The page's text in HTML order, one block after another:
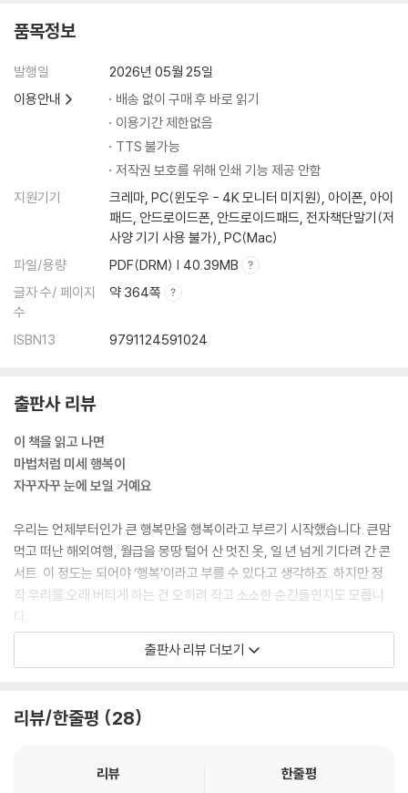
품목정보
발행일
2026년 05월 25일
이용안내
배송 없이 구매 후 바로 읽기
이용기간 제한없음
TTS 불가능
저작권 보호를 위해 인쇄 기능 제공 안함
지원기기
크레마, PC(윈도우 - 4K 모니터 미지원), 아이폰, 아이
패드, 안드로이드폰, 안드로이드패드, 전자책단말기(저
사양 기기 사용 불가), PC(Mac)
파일/용량
PDF(DRM) | 40.39MB
글자 수/ 페이지
수
약 364쪽
ISBN13 9791124591024
출판사 리뷰
이 책을 읽고 나면
마법처럼 미세 행복이
자꾸자꾸 눈에 보일 거예요
우리는 언제부터인가 큰 행복만을 행복이라고 부르기 시작했습니다. 큰맘
먹고 떠난 해외여행, 월급을 몽땅 털어 산 멋진 옷, 일 년 넘게 기다려 간 콘
서트. 이 정도는 되어야 ‘행복’이라고 부를 수 있다고 생각하죠. 하지만 정
작 우리를 오래 버티게 하는 건 오히려 작고 소소한 순간들인지도 모릅니
다.
자주 가는 카페 사장님이 먼저 알아봐 주는 순간, 비 오는 날 낯선 사람들끼
래 만들어둔 작은 쉼터, 여행지에서 결국 우리와 다르지 않게 살아가는 사
마음에 남는 장면들을 모아 만든 책입니다.
출판사 리뷰 더보기
리뷰/한줄평 28
리뷰 한줄평